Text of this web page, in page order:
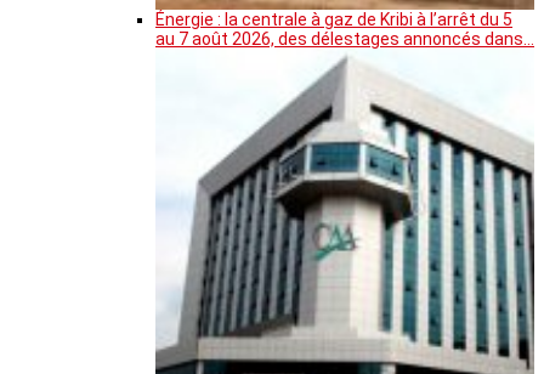
Énergie : la centrale à gaz de Kribi à l’arrêt du 5
au 7 août 2026, des délestages annoncés dans…